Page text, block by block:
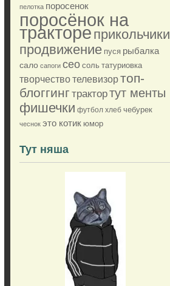
пелотка поросенок
поросёнок на
трактореприкольчики
продвижение пуся рыбалка
сало сапоги сео соль татуриовка
творчествотелевизортоп-
блоггинг трактортут менты
фишечки футбол хлеб чебурек
чеснок это котик юмор
Тут няша